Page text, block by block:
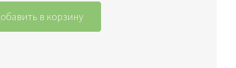
в корзину